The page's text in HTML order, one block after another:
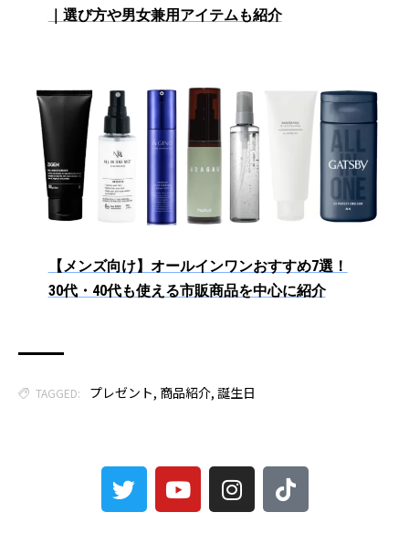
｜選び方や男女兼用アイテムも紹介
【メンズ向け】オールインワンおすすめ7選！
30代・40代も使える市販商品を中心に紹介
TAGGED: プレゼント, 商品紹介, 誕生日